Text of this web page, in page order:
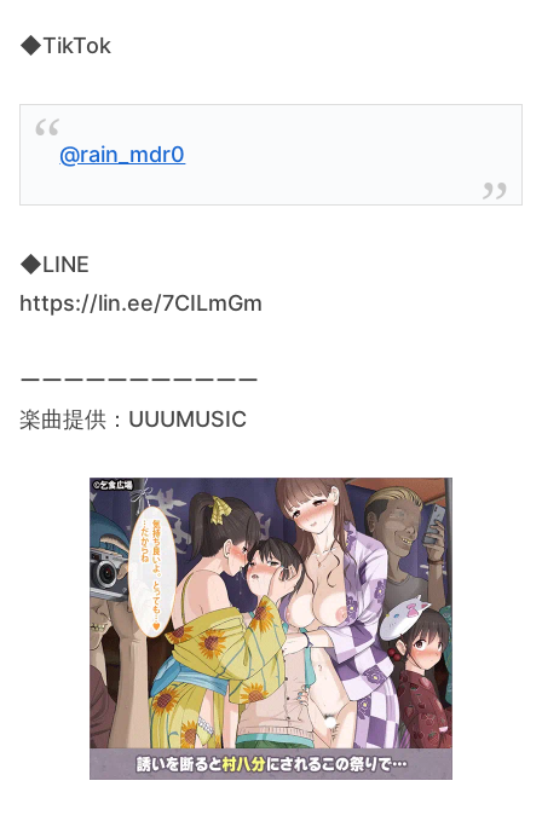
◆TikTok
@rain_mdr0
◆LINE
https://lin.ee/7CILmGm
ーーーーーーーーーーー
楽曲提供：UUUMUSIC